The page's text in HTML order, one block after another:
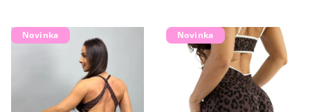
Novinka Novinka